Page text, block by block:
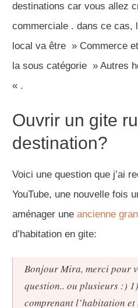
destinations car vous allez
commerciale . dans ce cas,
local va être » Commerce
la sous catégorie » Autres
« .
Ouvrir un gite
destination?
Voici une question que j’ai
YouTube, une nouvelle fois
aménager une ancienne
d’habitation en gite:
Bonjour Mira, merci pour
question.. ou plusieurs :)
comprenant l’habitation